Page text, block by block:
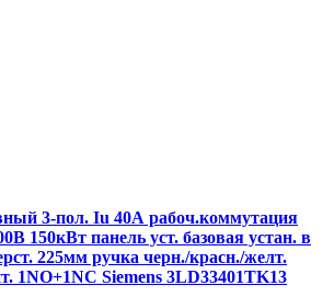
3-пол. Iu 40А рабоч.коммутация
150кВт панель уст. базовая устан. в
225мм ручка черн./красн./желт.
1NO+1NС Siemens 3LD33401TK13